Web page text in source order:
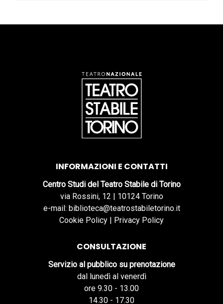
INFORMAZIONI E CONTATTI
Centro Studi del Teatro Stabile di Torino
via Rossini, 12 | 10124 Torino
e-mail: biblioteca@teatrostabiletorino.it
Cookie Policy | Privacy Policy
CONSULTAZIONE
Servizio al pubblico su prenotazione
dal lunedì al venerdì
ore 9.30 - 13.00
14.30 - 17.30